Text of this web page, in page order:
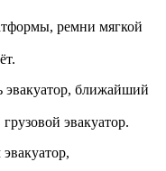
ремни мягкой
эвакуатор, ближайший
грузовой эвакуатор.